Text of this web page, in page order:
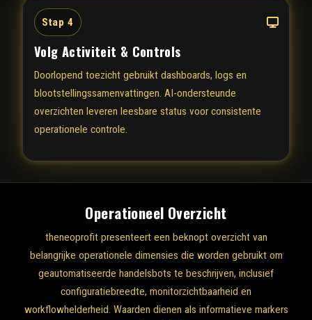
Stap 4
Volg Activiteit & Controls
Doorlopend toezicht gebruikt dashboards, logs en
blootstellingssamenvattingen. AI-ondersteunde
overzichten leveren leesbare status voor consistente
operationele controle.
Operationeel Overzicht
theneoprofit presenteert een beknopt overzicht van
belangrijke operationele dimensies die worden gebruikt om
geautomatiseerde handelsbots te beschrijven, inclusief
configuratiebreedte, monitorzichtbaarheid en
workflowhelderheid. Waarden dienen als informatieve markers